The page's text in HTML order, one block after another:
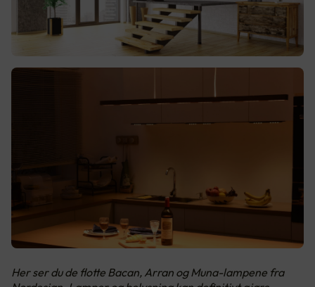
Her ser du de flotte Bacan, Arran og Muna-lampene fra